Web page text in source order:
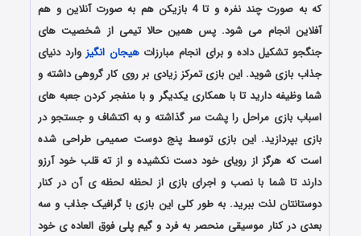
که به صورت چند نفره و تا 4 بازیکن هم به صورت آنلاین و هم
آفلاین انجام می شود. پس همین حالا تیمی از شخصیت های
جنگجو تشکیل داده و برای انجام مبارزاتهیجان انگیز وارد دنیای
جذاب بازی شوید. این بازی تمرکز زیادی بر روی کار گروهی داشته و
شما وظیفه دارید تا با همکاری یکدیگر و با منفجر کردن جعبه های
اسباب بازی مراحل را پشت سر گذاشته و به اکتشاف و جستجو در
بازی بپردازید. این بازی توسط پنج دوست صمیمی طراحی شده
است که هرگز از رویای خود دست نکشیده و از ته قلب خود آرزو
دارند تا شما با نصب و اجرای بازی از لحظه لحظه ی آن در کنار
دوستانتان لذت ببرید. به طور کلی این بازی با گرافیک جذاب و سه
بعدی در کنار موسیقی منحصر به فرد و گیم پلی فوق العاده ی خود